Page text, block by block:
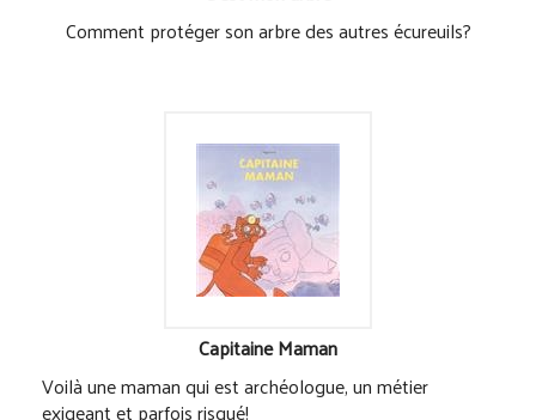
Comment protéger son arbre des autres écureuils?
Capitaine Maman
Voilà une maman qui est archéologue, un métier
exigeant et parfois risqué!